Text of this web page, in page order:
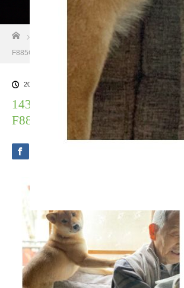
1437C2DD-839F-
F885CCF52056
2021.04.16
1437C2DD-839F-476C-A65A-
F885CCF52056